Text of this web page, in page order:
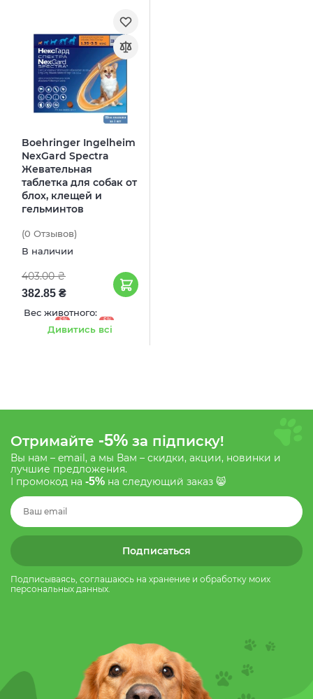
Boehringer Ingelheim
NexGard Spectra
Жевательная
таблетка для собак от
блох, клещей и
гельминтов
(0 Отзывов)
В наличии
403.00 ₴
382.85 ₴
Вес животного:
-5%
1.35-3.5 кг
-5%
3.5-7.5 кг
-5% -5%
Дивитись всі
Отримайте -5% за підписку!
Вы нам – email, а мы Вам – скидки, акции, новинки и
лучшие предложения.
І промокод на -5% на следующий заказ 😸
Подписаться
Подписываясь, соглашаюсь на хранение и обработку моих
персональных данных.